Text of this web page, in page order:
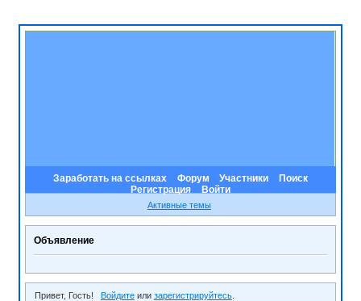
Заработать на ссылках Форум Участники
Поиск
Регистрация
Войти
Активные темы
Объявление
Привет, Гость! Войдитеили зарегистрируйтесь.